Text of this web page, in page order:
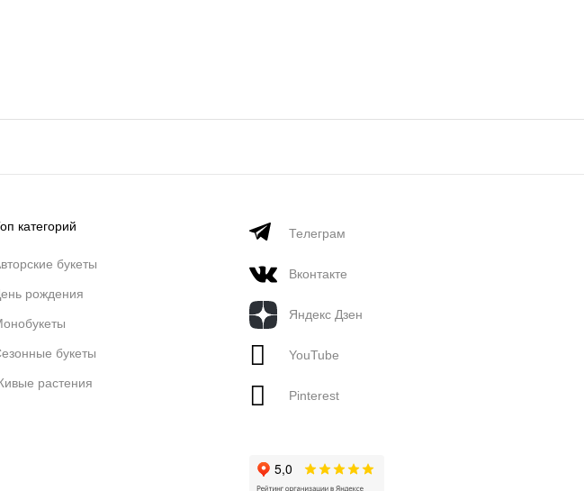
категорий
букеты
рождения
букеты
растения
Телеграм
Вконтакте
Яндекс Дзен
YouTube
Pinterest